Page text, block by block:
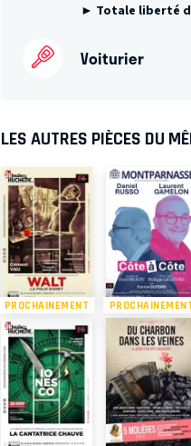
► Totale liberté
Voiturier
LES AUTRES PIÈCES DU
PROCHAINEMENT